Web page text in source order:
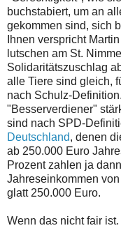
buchstabiert, um an
gekommen sind, sich
Ihnen verspricht
lutschen am St.
Solidaritätszuschlag
alle Tiere sind gleich,
nach Schulz-
"Besserverdiener"
sind nach SPD-
Deutschland, denen
ab 250.000 Euro
Prozent zahlen ja
Jahreseinkommen
glatt 250.000 Euro.
Wenn das nicht fair ist.